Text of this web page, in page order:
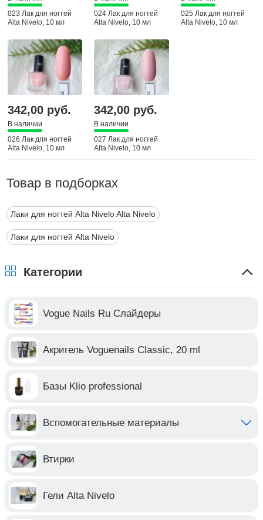
023 Лак для ногтей
Alta Nivelo, 10 мл
024 Лак для ногтей
Alta Nivelo, 10 мл
025 Лак для ногтей
Alta Nivelo, 10 мл
342,00 руб.
В наличии
026 Лак для ногтей
Alta Nivelo, 10 мл
342,00 руб.
В наличии
027 Лак для ногтей
Alta Nivelo, 10 мл
Товар в подборках
Лаки для ногтей Alta Nivelo Alta Nivelo
Лаки для ногтей Alta Nivelo
Категории
Vogue Nails Ru Слайдеры
Акригель Voguenails Classic, 20 ml
Базы Klio professional
Вспомогательные материалы
Втирки
Гели Alta Nivelo